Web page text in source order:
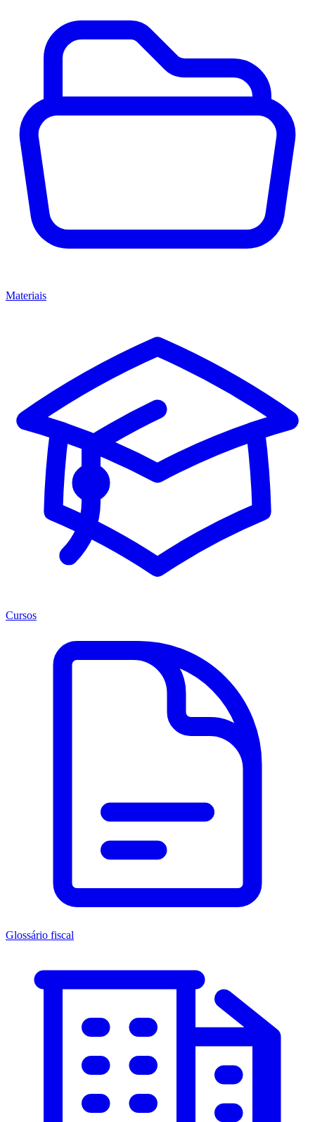
Materiais
Cursos
Glossário fiscal